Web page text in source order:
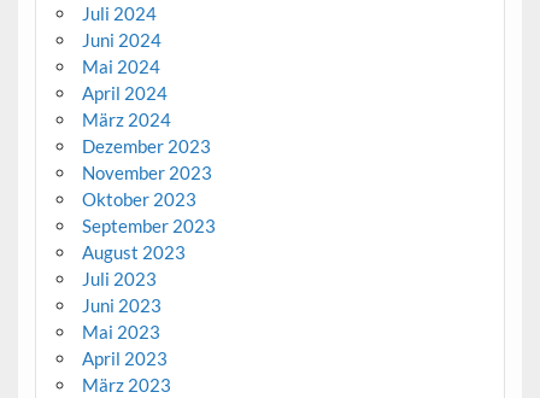
Juli 2024
Juni 2024
Mai 2024
April 2024
März 2024
Dezember 2023
November 2023
Oktober 2023
September 2023
August 2023
Juli 2023
Juni 2023
Mai 2023
April 2023
März 2023